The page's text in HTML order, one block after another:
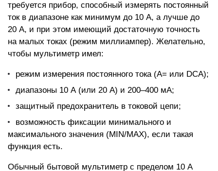
требуется прибор, способный измерять постоянный
ток в диапазоне как минимум до 10 А, а лучше до
20 А, и при этом имеющий достаточную точность
на малых токах (режим миллиампер). Желательно,
чтобы мультиметр имел:
режим измерения постоянного тока(A= или DCA);
диапазоны 10 А (или 20 А) и 200–400 мА;
защитный предохранитель в токовой цепи;
возможность фиксации минимального и
максимального значения (MIN/MAX), если такая
функция есть.
Обычный бытовой мультиметр с пределом 10 А